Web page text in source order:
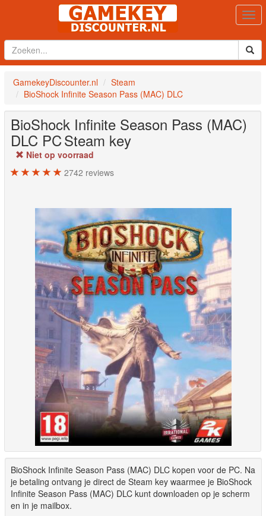
GamekeyDiscounter.nl
Steam
BioShock Infinite Season Pass (MAC) DLC
BioShock Infinite Season Pass (MAC)
DLC PCSteam key
Niet op voorraad
2742 reviews
BioShock Infinite Season Pass (MAC) DLC kopen voor de PC. Na
je betaling ontvang je direct de Steam key waarmee je BioShock
Infinite Season Pass (MAC) DLC kunt downloaden op je scherm
en in je mailbox.